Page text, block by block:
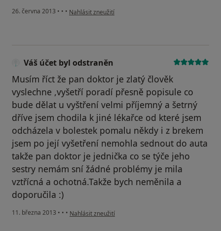
26. června 2013 • • • podle názoru uživatele Váš účet byl odstraněn
Nahlásit zneužití
Váš účet byl odstraněn
Musím říct že pan doktor je zlatý člověk
vyslechne ,vyšetří poradí přesně popisule co
bude dělat u vyštření velmi příjemný a šetrný
dříve jsem chodila k jiné lékařce od které jsem
odcházela v bolestek pomalu někdy i z brekem
jsem po její vyšetření nemohla sednout do auta
takže pan doktor je jednička co se týče jeho
sestry nemám sní žádné problémy je mila
vztřícná a ochotná.Takže bych neměnila a
doporučila :)
11. března 2013 • • • podle názoru uživatele Váš účet byl odstraněn
Nahlásit zneužití